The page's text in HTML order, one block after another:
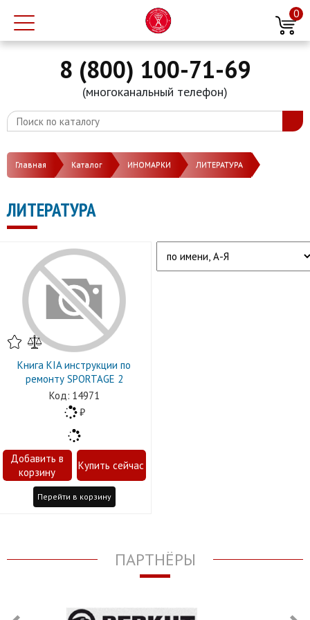
0
8 (800) 100-71-69
(многоканальный телефон)
Главная Каталог ИНОМАРКИ ЛИТЕРАТУРА
ЛИТЕРАТУРА
Книга KIA инструкции по
ремонту SPORTAGE 2
14971
Перейти в корзину
ПАРТНЁРЫ